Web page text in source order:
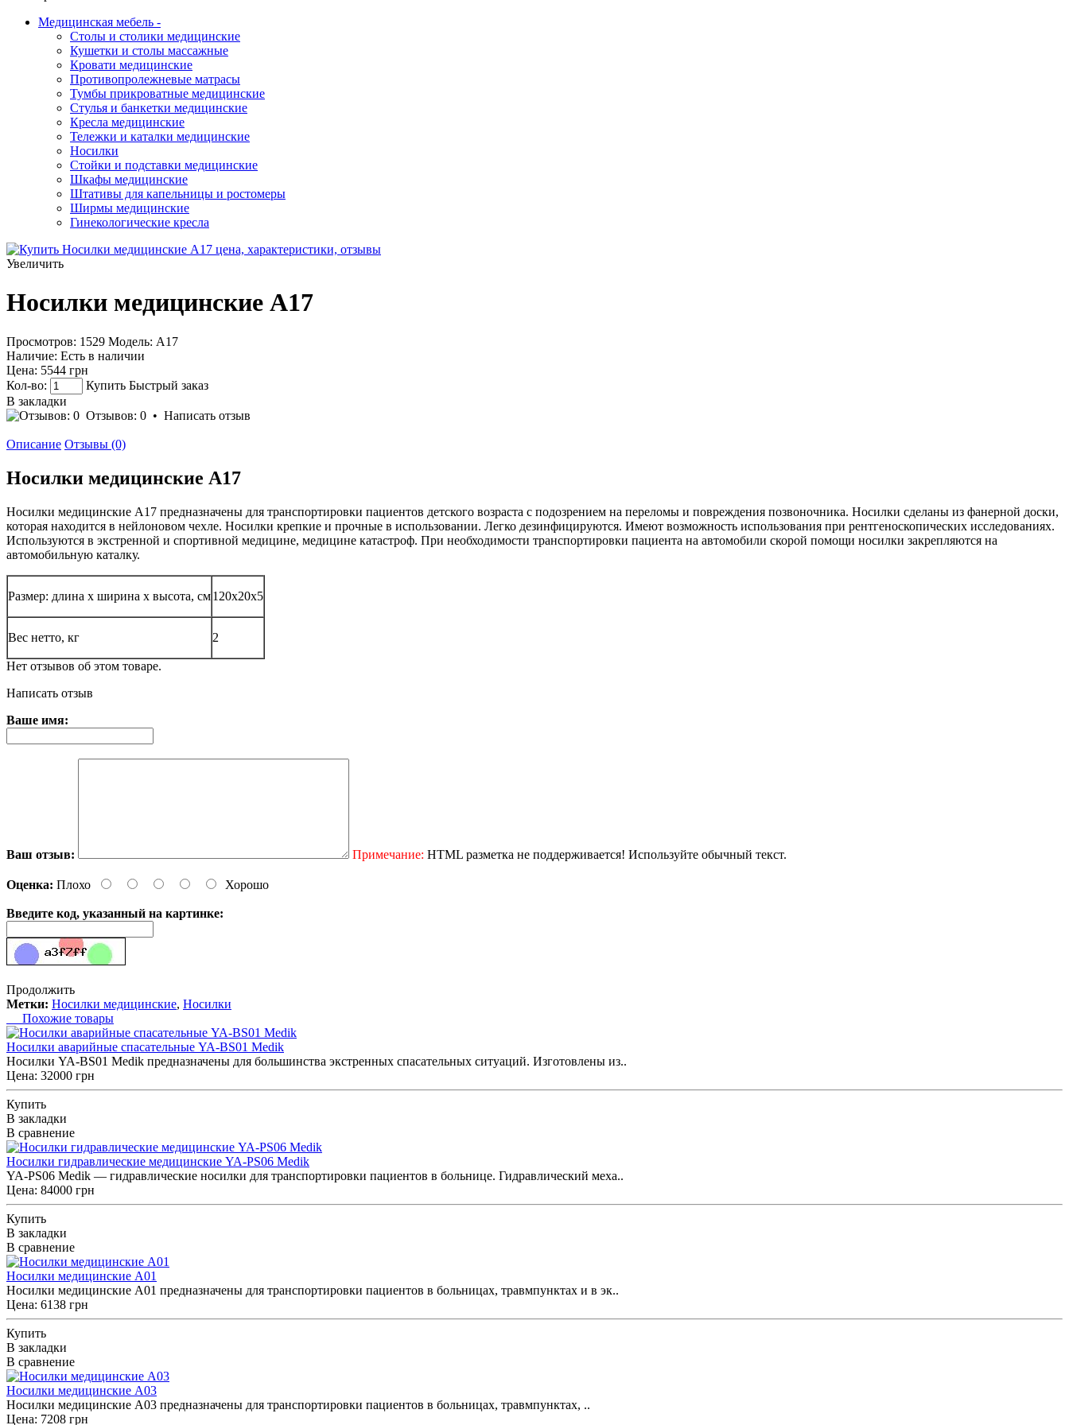
Медицинская мебель -
Столы и столики медицинские
Кушетки и столы массажные
Кровати медицинские
Противопролежневые матрасы
Тумбы прикроватные медицинские
Стулья и банкетки медицинские
Кресла медицинские
Тележки и каталки медицинские
Носилки
Стойки и подставки медицинские
Шкафы медицинские
Штативы для капельницы и ростомеры
Ширмы медицинские
Гинекологические кресла
Увеличить
Носилки медицинские A17
Просмотров: 1529 Модель: А17
Наличие: Есть в наличии
Цена: 5544 грн
Кол-во:
Купить Быстрый заказ
В закладки
Отзывов: 0 • Написать отзыв
Описание Отзывы (0)
Носилки медицинские A17
Носилки медицинские A17 предназначены для транспортировки пациентов детского возраста с подозрением на переломы и повреждения позвоночника. Носилки сделаны из фанерной доски,
которая находится в нейлоновом чехле. Носилки крепкие и прочные в использовании. Легко дезинфицируются. Имеют возможность использования при рентгеноскопических исследованиях.
Используются в экстренной и спортивной медицине, медицине катастроф. При необходимости транспортировки пациента на автомобили скорой помощи носилки закрепляются на
автомобильную каталку.
Размер: длина х ширина х высота, см120х20х5
Вес нетто, кг 2
Нет отзывов об этом товаре.
Написать отзыв
Ваше имя:
Ваш отзыв: Примечание: HTML разметка не поддерживается! Используйте обычный текст.
Оценка: Плохо Хорошо
Введите код, указанный на картинке:
Продолжить
Метки: Носилки медицинские, Носилки
Похожие товары
Носилки аварийные спасательные YA-BS01 Medik
Носилки YA-BS01 Medik предназначены для большинства экстренных спасательных ситуаций. Изготовлены из..
Цена: 32000 грн
Купить
В закладки
В сравнение
Носилки гидравлические медицинские YA-PS06 Medik
YA-PS06 Medik — гидравлические носилки для транспортировки пациентов в больнице. Гидравлический меха..
Цена: 84000 грн
Купить
В закладки
В сравнение
Носилки медицинские A01
Носилки медицинские A01 предназначены для транспортировки пациентов в больницах, травмпунктах и в эк..
Цена: 6138 грн
Купить
В закладки
В сравнение
Носилки медицинские A03
Ноcилки медицинские A03 предназначены для транспортировки пациентов в больницах, травмпунктах, ..
Цена: 7208 грн